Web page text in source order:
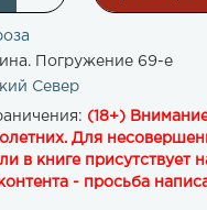
Погружение 69-е
Север
(18+)
Для
в книге присутствует
- просьба